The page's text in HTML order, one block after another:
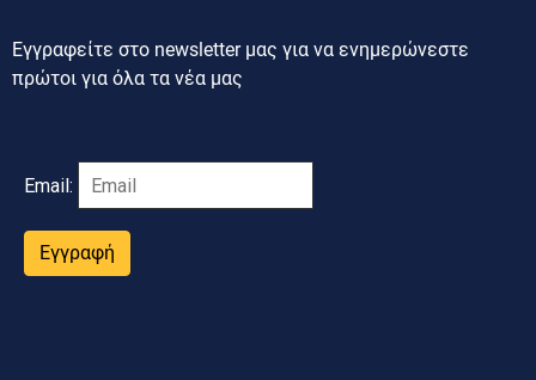
Εγγραφείτε στο newsletter μας για να ενημερώνεστε
πρώτοι για όλα τα νέα μας
Email:
Εγγραφή